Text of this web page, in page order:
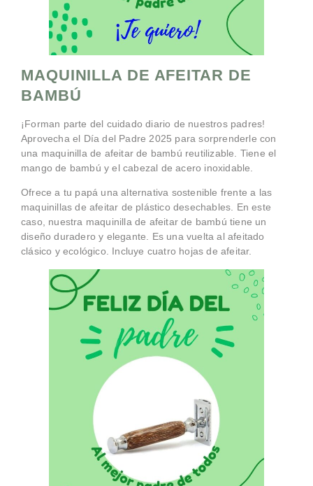
MAQUINILLA DE AFEITAR DE
BAMBÚ
¡Forman parte del cuidado diario de nuestros padres!
Aprovecha el Día del Padre 2025 para sorprenderle con
una maquinilla de afeitar de bambú reutilizable. Tiene el
mango de bambú y el cabezal de acero inoxidable.
Ofrece a tu papá una alternativa sostenible frente a las
maquinillas de afeitar de plástico desechables. En este
caso, nuestra maquinilla de afeitar de bambú tiene un
diseño duradero y elegante. Es una vuelta al afeitado
clásico y ecológico. Incluye cuatro hojas de afeitar.